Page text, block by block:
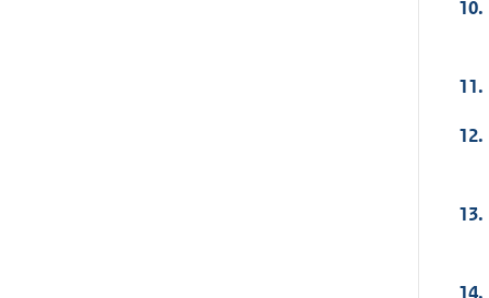
10.
11.
12.
13.
14.